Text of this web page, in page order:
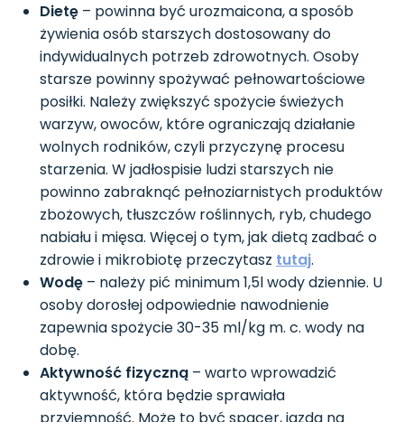
Dietę – powinna być urozmaicona, a sposób
żywienia osób starszych dostosowany do
indywidualnych potrzeb zdrowotnych. Osoby
starsze powinny spożywać pełnowartościowe
posiłki. Należy zwiększyć spożycie świeżych
warzyw, owoców, które ograniczają działanie
wolnych rodników, czyli przyczynę procesu
starzenia. W jadłospisie ludzi starszych nie
powinno zabraknąć pełnoziarnistych produktów
zbożowych, tłuszczów roślinnych, ryb, chudego
nabiału i mięsa. Więcej o tym, jak dietą zadbać o
zdrowie i mikrobiotę przeczytasz tutaj.
Wodę – należy pić minimum 1,5l wody dziennie. U
osoby dorosłej odpowiednie nawodnienie
zapewnia spożycie 30-35 ml/kg m. c. wody na
dobę.
Aktywność fizyczną – warto wprowadzić
aktywność, która będzie sprawiała